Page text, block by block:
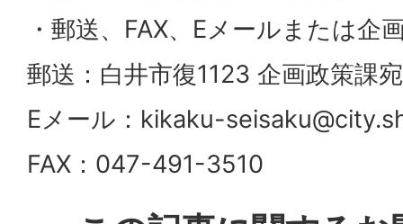
・郵送、FAX、Eメールまたは企
郵送：白井市復1123 企画政策課
Eメール：kikaku-
FAX：047-491-3510